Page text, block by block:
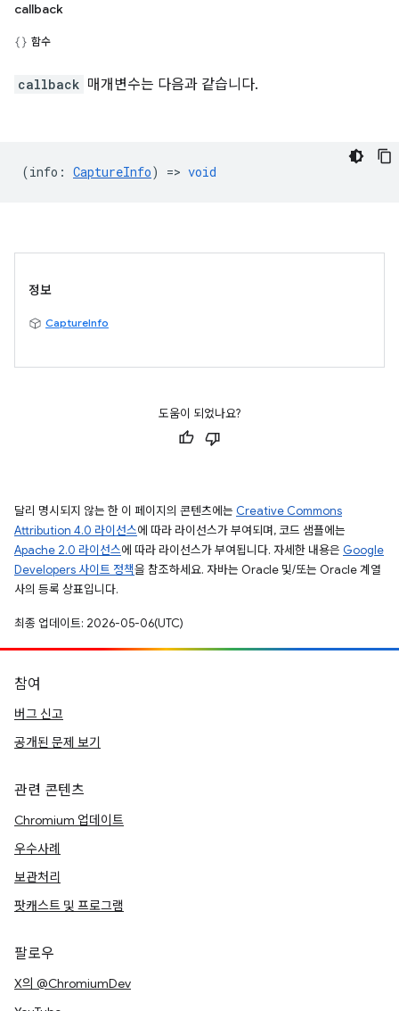
callback
함수
callback 매개변수는 다음과 같습니다.
(info : CaptureInfo) => void
정보
CaptureInfo
도움이 되었나요?
달리 명시되지 않는 한 이 페이지의 콘텐츠에는 Creative Commons
Attribution 4.0 라이선스에 따라 라이선스가 부여되며, 코드 샘플에는
Apache 2.0 라이선스에 따라 라이선스가 부여됩니다. 자세한 내용은 Google
Developers 사이트 정책을 참조하세요. 자바는 Oracle 및/또는 Oracle 계열
사의 등록 상표입니다.
최종 업데이트: 2026-05-06(UTC)
참여
버그 신고
공개된 문제 보기
관련 콘텐츠
Chromium 업데이트
우수사례
보관처리
팟캐스트 및 프로그램
팔로우
X의 @ChromiumDev